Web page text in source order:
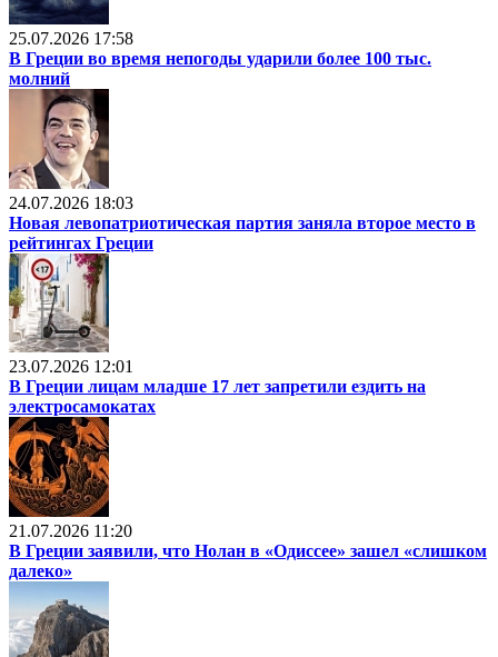
25.07.2026 17:58
В Греции во время непогоды ударили более 100 тыс.
молний
24.07.2026 18:03
Новая левопатриотическая партия заняла второе место в
рейтингах Греции
23.07.2026 12:01
В Греции лицам младше 17 лет запретили ездить на
электросамокатах
21.07.2026 11:20
В Греции заявили, что Нолан в «Одиссее» зашел «слишком
далеко»